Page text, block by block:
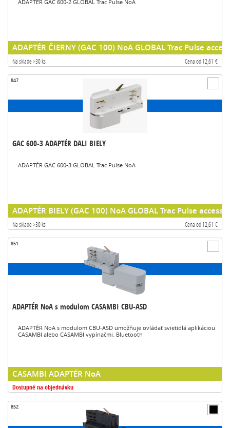
ADAPTÉR GAC 600-2 GLOBAL Trac Pulse NoA
ADAPTÉR ČIERNY (GAC 100) NoA GLOBAL Trac Pulse
Na sklade >30 ks Cena od 12,61 €
847
GAC 600-3 ADAPTÉR DALI BIELY
ADAPTÉR GAC 600-3 GLOBAL Trac Pulse NoA
ADAPTÉR BIELY (GAC 100) NoA GLOBAL Trac Pulse
Na sklade >30 ks Cena od 12,61 €
851
ADAPTÉR NoA s modulom CASAMBI CBU-ASD
ADAPTÉR NoA s modulom CBU-ASD umožňuje ovládať svietidlá aplikáciou
CASAMBI alebo CASAMBI vypínačmi. Bluetooth
CASAMBI ADAPTÉR NoA
Dostupné na objednávku
852